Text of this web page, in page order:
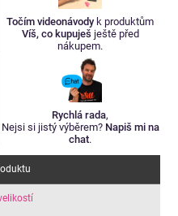
Točím videonávody k produktům
Víš, co kupuješ ještě před
nákupem.
Rychlá rada,
Nejsi si jistý výběrem? Napiš mi na
chat.